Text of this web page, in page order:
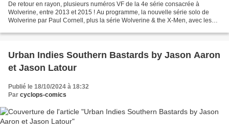
De retour en rayon, plusieurs numéros VF de la 4e série consacrée à
Wolverine, entre 2013 et 2015 ! Au programme, la nouvelle série solo de
Wolverine par Paul Cornell, plus la série Wolverine & the X-Men, avec les
Urban Indies Southern Bastards by Jason Aaron
et Jason Latour
Publié le 18/10/2024 à 18:32
Par cyclops-comics